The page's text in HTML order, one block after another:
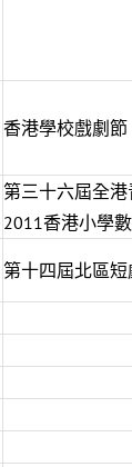
香港學校戲劇節
第三十六屆全
2011香港小學
第十四屆北區短